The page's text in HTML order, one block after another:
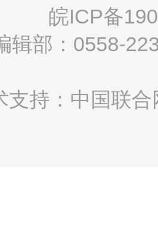
皖ICP备
辑部：0558-
支持：中国联